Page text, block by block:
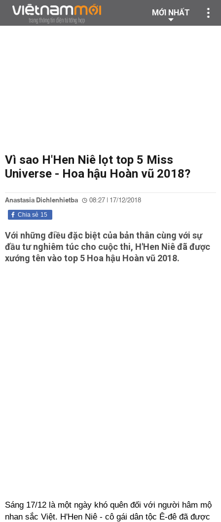
MỚI NHẤT
Vì sao H'Hen Niê lọt top 5 Miss
Universe - Hoa hậu Hoàn vũ 2018?
Anastasia Dichlenhietba 08:27 | 17/12/2018
15
Chia sẻ
Với những điều đặc biệt của bản thân cùng với sự
đầu tư nghiêm túc cho cuộc thi, H'Hen Niê đã được
xướng tên vào top 5 Hoa hậu Hoàn vũ 2018.
Sáng 17/12 là một ngày khó quên đối với người hâm mộ
nhan sắc Việt. H'Hen Niê - cô gái dân tộc Ê-đê đã được